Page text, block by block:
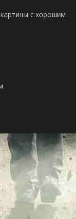
с хорошим